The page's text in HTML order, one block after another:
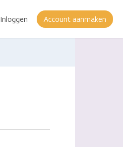
Inloggen Account aanmaken